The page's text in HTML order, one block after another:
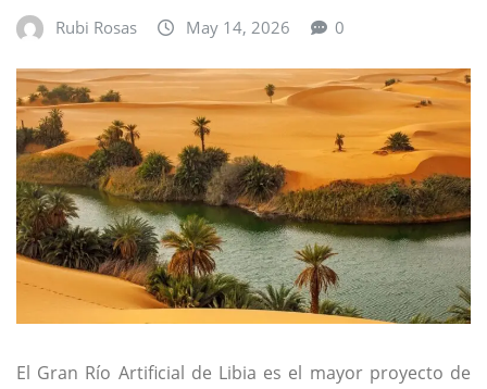
Rubi Rosas May 14, 2026 0
El Gran Río Artificial de Libia es el mayor proyecto de